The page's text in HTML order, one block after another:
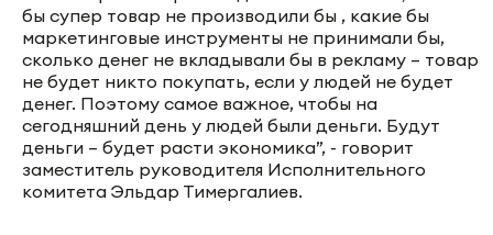
бы супер товар не производили бы , какие бы
маркетинговые инструменты не принимали бы,
сколько денег не вкладывали бы в рекламу – товар
не будет никто покупать, если у людей не будет
денег. Поэтому самое важное, чтобы на
сегодняшний день у людей были деньги. Будут
деньги – будет расти экономика”, - говорит
заместитель руководителя Исполнительного
комитета Эльдар Тимергалиев.